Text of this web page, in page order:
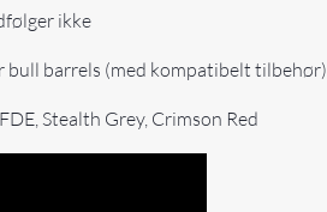
ikke
barrels (med kompatibelt tilbehør)
Stealth Grey, Crimson Red